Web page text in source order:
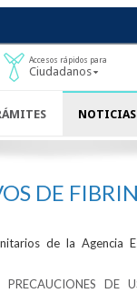
Accesos rápidos para
Ciudadanos
NOTICIAS
DE
de la Agencia
DE